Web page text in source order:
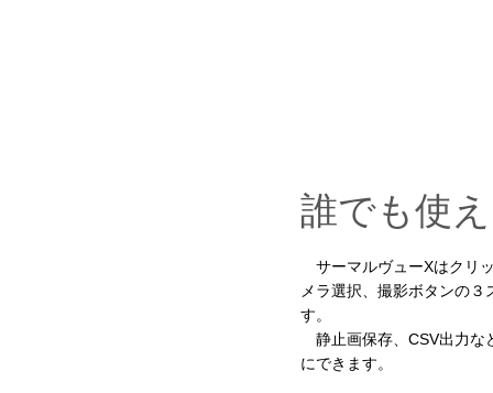
誰でも使
サーマルヴューXはクリ
メラ選択、撮影ボタンの
す。
静止画保存、CSV出力な
にできます。